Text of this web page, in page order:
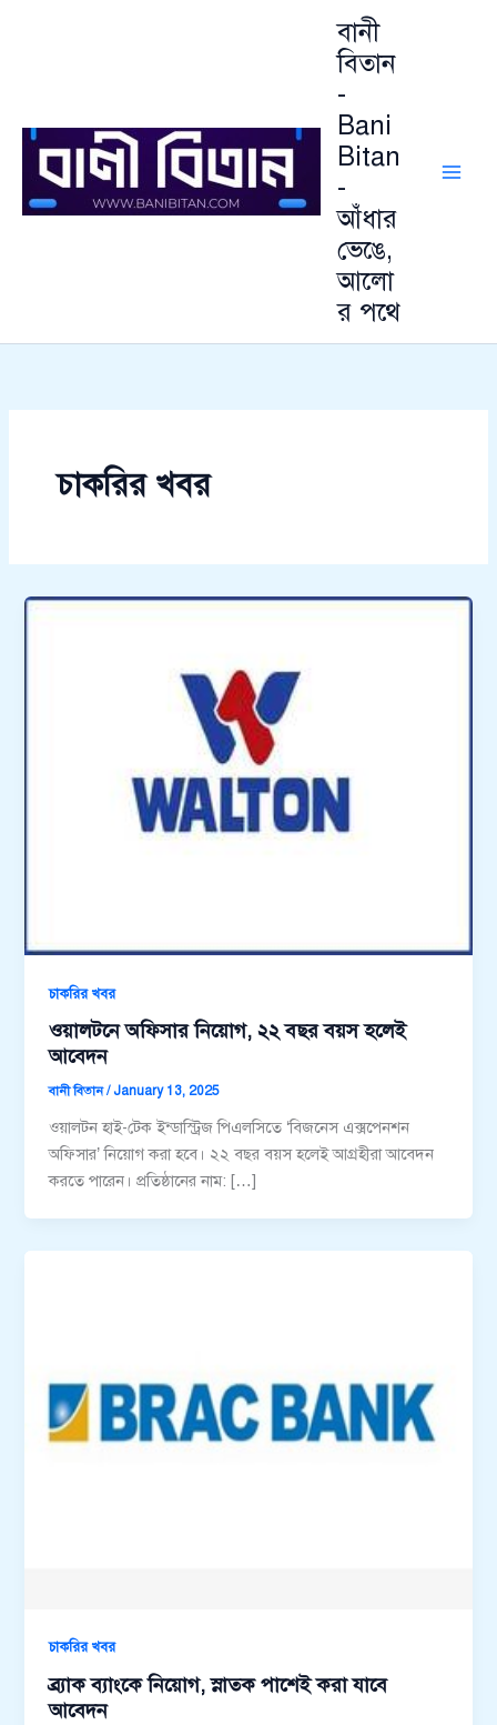
বানী
বিতান
-
Bani
Bitan
-
আঁধার
ভেঙে,
আলো
র পথে
চাকরির খবর
চাকরির খবর
ওয়ালটনে অফিসার নিয়োগ, ২২ বছর বয়স হলেই
আবেদন
বানী বিতান/ January 13, 2025
ওয়ালটন হাই-টেক ইন্ডাস্ট্রিজ পিএলসিতে ‘বিজনেস এক্সপেনশন
অফিসার’ নিয়োগ করা হবে। ২২ বছর বয়স হলেই আগ্রহীরা আবেদন
করতে পারেন। প্রতিষ্ঠানের নাম: […]
চাকরির খবর
ব্র্যাক ব্যাংকে নিয়োগ, স্নাতক পাশেই করা যাবে
আবেদন